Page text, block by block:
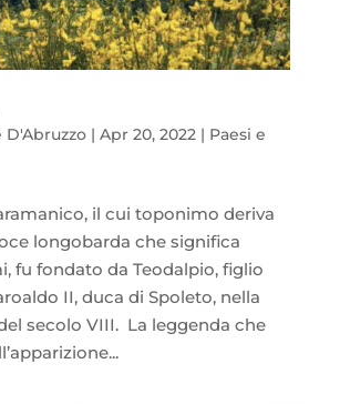
D'Abruzzo| Apr 20, 2022| Paesi e
il cui toponimo deriva
longobarda che significa
fu fondato da Teodalpio, figlio
II, duca di Spoleto, nella
secolo VIII. La leggenda che